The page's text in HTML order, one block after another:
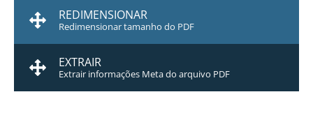
REDIMENSIONAR
Redimensionar tamanho do PDF
EXTRAIR
Extrair informações Meta do arquivo PDF